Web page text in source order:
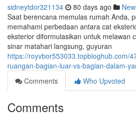
sidneytdor321134 80 days ago
Saat berencana memulas rumah Anda,
memahami perbedaan antara cat
eksterior diformulasikan untuk melawan
sinar matahari langsung, guyuran
https://royvbor553033.topbloghub.com/
ruangan-bagian-luar-vs-bagian-dalam-
Comments
Who Upvoted
Comments